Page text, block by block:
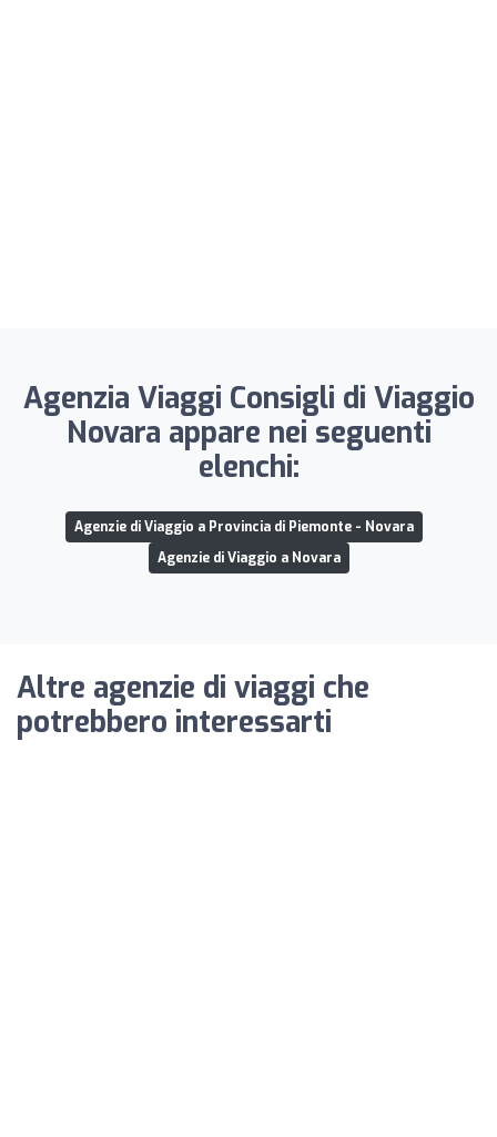
Agenzia Viaggi Consigli di Viaggio
Novara appare nei seguenti
elenchi:
Agenzie di Viaggio a Provincia di Piemonte - Novara
Agenzie di Viaggio a Novara
Altre agenzie di viaggi che
potrebbero interessarti